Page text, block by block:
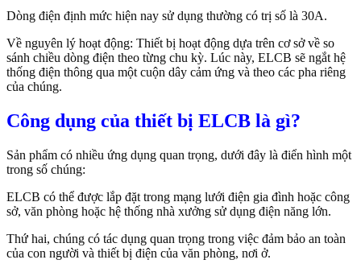
Dòng điện định mức hiện nay sử dụng thường có trị số là 30A.
Về nguyên lý hoạt động: Thiết bị hoạt động dựa trên cơ sở về so
sánh chiều dòng điện theo từng chu kỳ. Lúc này, ELCB sẽ ngắt hệ
thống điện thông qua một cuộn dây cảm ứng và theo các pha riêng
của chúng.
Công dụng của thiết bị ELCB là gì?
Sản phẩm có nhiều ứng dụng quan trọng, dưới đây là điển hình một
trong số chúng:
ELCB có thể được lắp đặt trong mạng lưới điện gia đình hoặc công
sở, văn phòng hoặc hệ thống nhà xưởng sử dụng điện năng lớn.
Thứ hai, chúng có tác dụng quan trọng trong việc đảm bảo an toàn
của con người và thiết bị điện của văn phòng, nơi ở.